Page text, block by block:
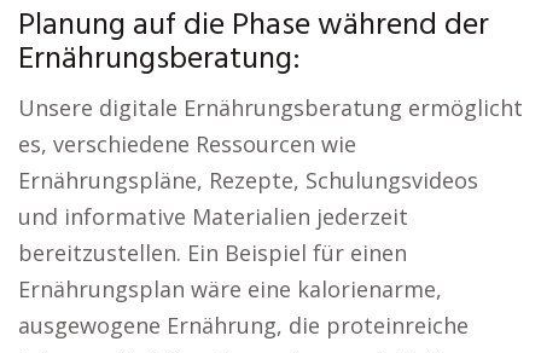
Planung auf die Phase während der
Ernährungsberatung:
Unsere digitale Ernährungsberatung ermöglicht
es, verschiedene Ressourcen wie
Ernährungspläne, Rezepte, Schulungsvideos
und informative Materialien jederzeit
bereitzustellen. Ein Beispiel für einen
Ernährungsplan wäre eine kalorienarme,
ausgewogene Ernährung, die proteinreiche